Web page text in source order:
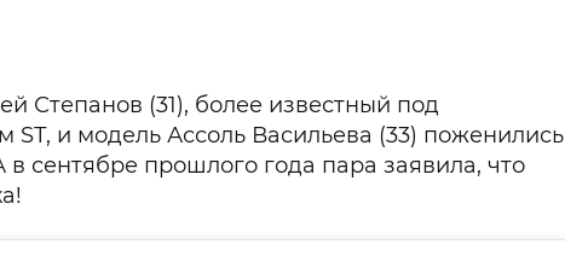
Степанов (31), более известный под
SТ, и модель Ассоль Васильева (33) поженились
в сентябре прошлого года пара заявила, что